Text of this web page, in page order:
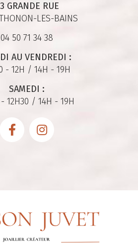
GRANDE RUE
LES-BAINS
04 50 71 34 38
AU VENDREDI :
- 12H / 14H - 19H
SAMEDI :
12H30 / 14H - 19H